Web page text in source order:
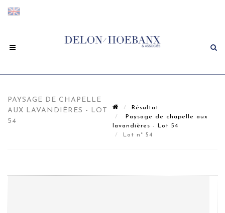
PAYSAGE DE CHAPELLE
AUX LAVANDIÈRES - LOT
54
Résultat
Paysage de chapelle aux
lavandières - Lot 54
Lot n° 54